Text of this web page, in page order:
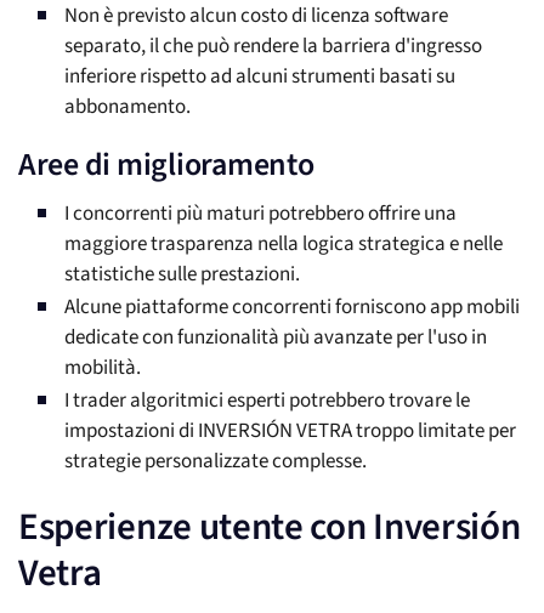
Non è previsto alcun costo di licenza software
separato, il che può rendere la barriera d'ingresso
inferiore rispetto ad alcuni strumenti basati su
abbonamento.
Aree di miglioramento
I concorrenti più maturi potrebbero offrire una
maggiore trasparenza nella logica strategica e nelle
statistiche sulle prestazioni.
Alcune piattaforme concorrenti forniscono app mobili
dedicate con funzionalità più avanzate per l'uso in
mobilità.
I trader algoritmici esperti potrebbero trovare le
impostazioni di INVERSIÓN VETRA troppo limitate per
strategie personalizzate complesse.
Esperienze utente con Inversión
Vetra